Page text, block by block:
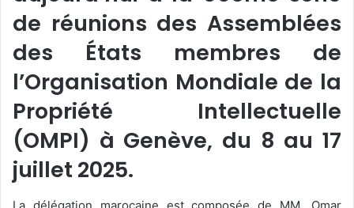
de réunions des Assemblées
des États membres de
l’Organisation Mondiale de la
Propriété Intellectuelle
(OMPI) à Genève, du 8 au 17
juillet 2025.